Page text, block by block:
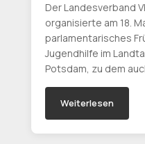
Der Landesverband
organisierte am 18.
parlamentarisches
Jugendhilfe im
Potsdam, zu dem
Weiterlesen